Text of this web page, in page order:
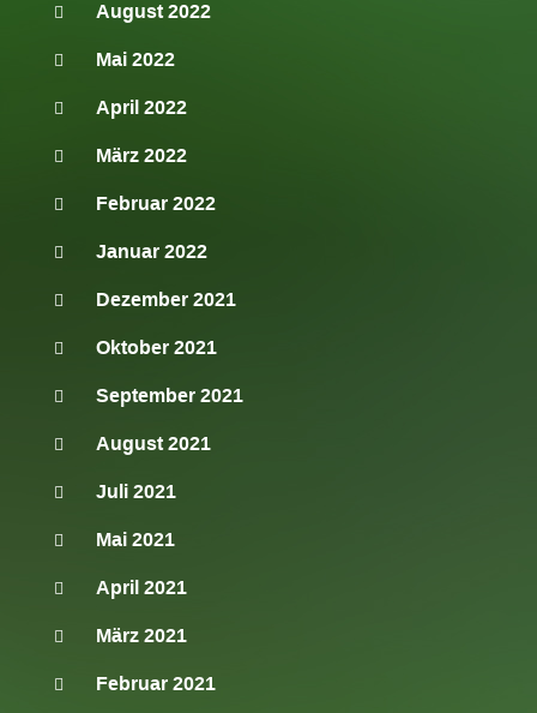
August 2022
Mai 2022
April 2022
März 2022
Februar 2022
Januar 2022
Dezember 2021
Oktober 2021
September 2021
August 2021
Juli 2021
Mai 2021
April 2021
März 2021
Februar 2021